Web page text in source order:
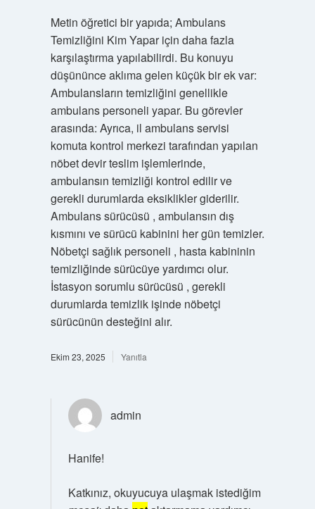
Metin öğretici bir yapıda; Ambulans
Temizliğini Kim Yapar için daha fazla
karşılaştırma yapılabilirdi. Bu konuyu
düşününce aklıma gelen küçük bir ek var:
Ambulansların temizliğini genellikle
ambulans personeli yapar. Bu görevler
arasında: Ayrıca, il ambulans servisi
komuta kontrol merkezi tarafından yapılan
nöbet devir teslim işlemlerinde,
ambulansın temizliği kontrol edilir ve
gerekli durumlarda eksiklikler giderilir.
Ambulans sürücüsü , ambulansın dış
kısmını ve sürücü kabinini her gün temizler.
Nöbetçi sağlık personeli , hasta kabininin
temizliğinde sürücüye yardımcı olur.
İstasyon sorumlu sürücüsü , gerekli
durumlarda temizlik işinde nöbetçi
sürücünün desteğini alır.
Ekim 23, 2025 Yanıtla
admin
Hanife!
Katkınız, okuyucuya ulaşmak istediğim